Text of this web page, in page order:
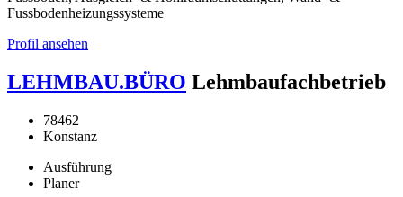
Fussbodenheizungssysteme
Profil ansehen
LEHMBAU.BÜRO Lehmbaufachbetrieb
78462
Konstanz
Ausführung
Planer